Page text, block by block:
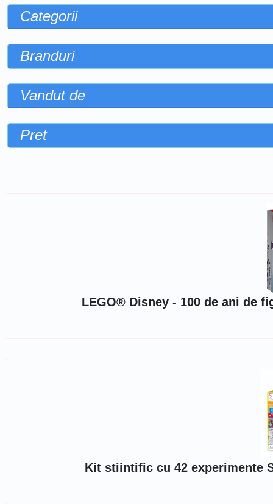
Categorii
Branduri
Vandut de
Pret
LEGO® Disney - 100 de ani de
Kit stiintific cu 42 experimente